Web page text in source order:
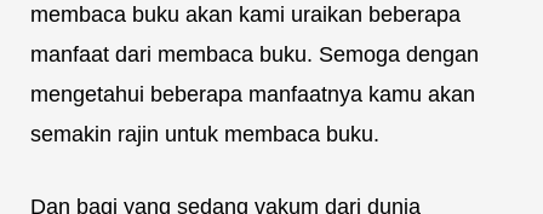
membaca buku akan kami uraikan beberapa
manfaat dari membaca buku. Semoga dengan
mengetahui beberapa manfaatnya kamu akan
semakin rajin untuk membaca buku.
Dan bagi yang sedang vakum dari dunia